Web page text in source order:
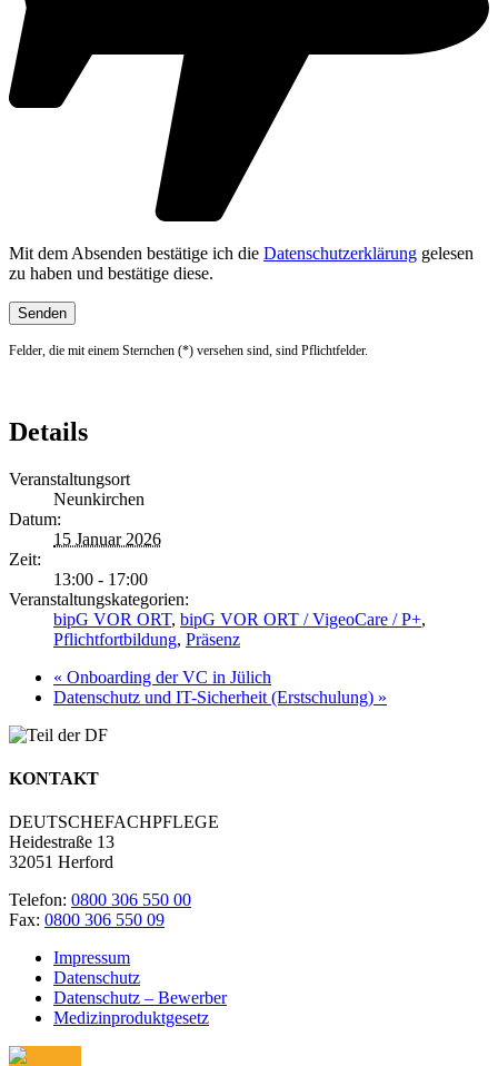
Mit dem Absenden bestätige ich die Datenschutzerklärung gelesen
zu haben und bestätige diese.
Felder, die mit einem Sternchen (*) versehen sind, sind Pflichtfelder.
Details
Veranstaltungsort
Neunkirchen
Datum:
15 Januar 2026
Zeit:
13:00 - 17:00
Veranstaltungskategorien:
bipG VOR ORT, bipG VOR ORT / VigeoCare / P+,
Pflichtfortbildung, Präsenz
« Onboarding der VC in Jülich
Datenschutz und IT-Sicherheit (Erstschulung) »
KONTAKT
DEUTSCHEFACHPFLEGE
Heidestraße 13
32051 Herford
Telefon: 0800 306 550 00
Fax: 0800 306 550 09
Impressum
Datenschutz
Datenschutz – Bewerber
Medizinproduktgesetz